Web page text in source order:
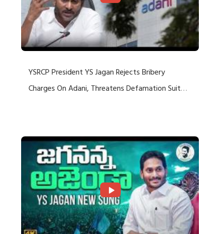
YSRCP President YS Jagan Rejects Bribery
Charges On Adani, Threatens Defamation Suit